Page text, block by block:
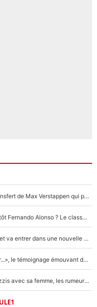
F1 - Une légende de McLaren refuse le transfert de Max Verstappen qui pourrait «faire des vagues» et plomber l'ambiance dans l'équipe
Max Verstappen, Lewis Hamilton… et bientôt Fernando Alonso ? Le classement des pilotes les mieux payés en Formule 1 risque de changer !
F1 - Alpine signe un accord «impensable» et va entrer dans une nouvelle dimension : Grande nouvelle pour Pierre Gasly !
F1 : « Je lui ai fait un câlin, puis j’ai dû partir...», le témoignage émouvant de Max Verstappen sur sa fille
F1 : Charles Leclerc surpris par les paparazzis avec sa femme, les rumeurs étaient vraies !